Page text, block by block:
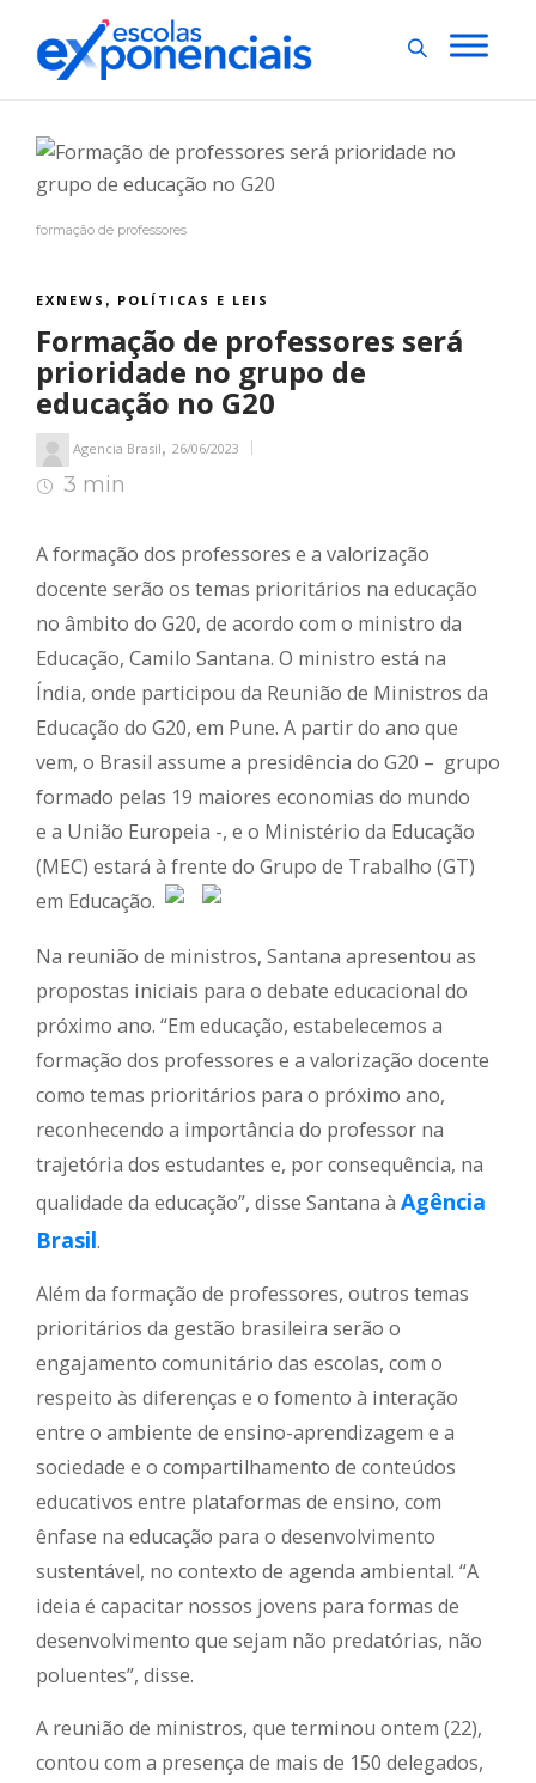
formação de professores
EXNEWS , POLÍTICAS E LEIS
Formação de professores será
prioridade no grupo de
educação no G20
Agencia Brasil, 26/06/2023
3 min
A formação dos professores e a valorização
docente serão os temas prioritários na educação
no âmbito do G20, de acordo com o ministro da
Educação, Camilo Santana. O ministro está na
Índia, onde participou da Reunião de Ministros da
Educação do G20, em Pune. A partir do ano que
vem, o Brasil assume a presidência do G20 – grupo
formado pelas 19 maiores economias do mundo
e a União Europeia -, e o Ministério da Educação
(MEC) estará à frente do Grupo de Trabalho (GT)
em Educação.
Na reunião de ministros, Santana apresentou as
propostas iniciais para o debate educacional do
próximo ano. “Em educação, estabelecemos a
formação dos professores e a valorização docente
como temas prioritários para o próximo ano,
reconhecendo a importância do professor na
trajetória dos estudantes e, por consequência, na
qualidade da educação”, disse Santana à Agência
Brasil.
Além da formação de professores, outros temas
prioritários da gestão brasileira serão o
engajamento comunitário das escolas, com o
respeito às diferenças e o fomento à interação
entre o ambiente de ensino-aprendizagem e a
sociedade e o compartilhamento de conteúdos
educativos entre plataformas de ensino, com
ênfase na educação para o desenvolvimento
sustentável, no contexto de agenda ambiental. “A
ideia é capacitar nossos jovens para formas de
desenvolvimento que sejam não predatórias, não
poluentes”, disse.
A reunião de ministros, que terminou ontem (22),
contou com a presença de mais de 150 delegados,